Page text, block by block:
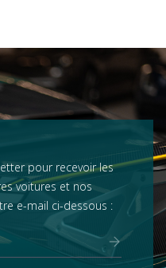
pour recevoir les
voitures et nos
e-mail ci-dessous :